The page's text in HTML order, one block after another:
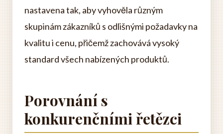
nastavena tak, aby vyhověla různým
skupinám zákazníků s odlišnými požadavky na
kvalitu i cenu, přičemž zachovává vysoký
standard všech nabízených produktů.
Porovnání s
konkurenčními řetězci